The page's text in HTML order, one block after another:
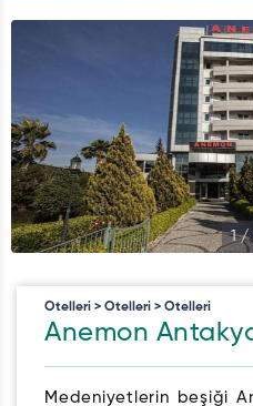
1/
Otelleri > Otelleri > Otelleri
Anemon
Medeniyetlerin beşiği